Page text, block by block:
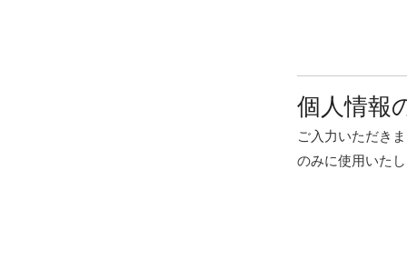
個人情報
ご入力いただき
のみに使用いた